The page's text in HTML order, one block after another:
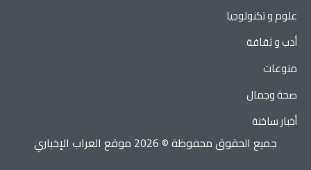
علوم و تكنولوجيا
أدب و ثقافة
منوعات
صحة وجمال
أخبار ساخنة
جميع الحقوق محفوظة © 2026 موقع العراب الإخباري